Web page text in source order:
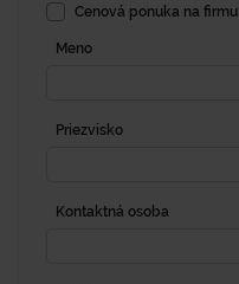
Cenová ponuka na firmu
Meno
Priezvisko
Kontaktná osoba